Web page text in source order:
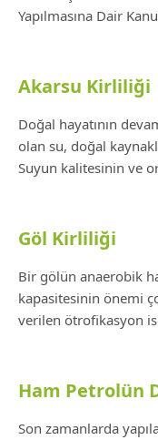
Yapılmasına Dair
Akarsu Kirliliği
Doğal hayatının
olan su, doğal
Suyun kalitesinin ve
Göl Kirliliği
Bir gölün anaerobik
kapasitesinin önemi
verilen ötrofikasyon
Ham Petrolün
Son zamanlarda